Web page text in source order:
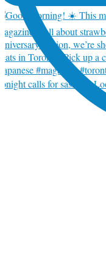
でいいね
calls for sashimi.